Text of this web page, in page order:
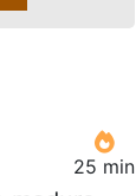
25 min